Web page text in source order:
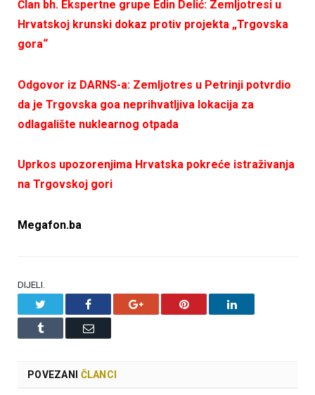
Član bh. Ekspertne grupe Edin Delić: Zemljotresi u
Hrvatskoj krunski dokaz protiv projekta „Trgovska
gora“
Odgovor iz DARNS-a: Zemljotres u Petrinji potvrdio
da je Trgovska goa neprihvatljiva lokacija za
odlagalište nuklearnog otpada
Uprkos upozorenjima Hrvatska pokreće istraživanja
na Trgovskoj gori
Megafon.ba
DIJELI.
Facebook Google+ Pinterest LinkedIn
Tumblr Email
POVEZANI ČLANCI